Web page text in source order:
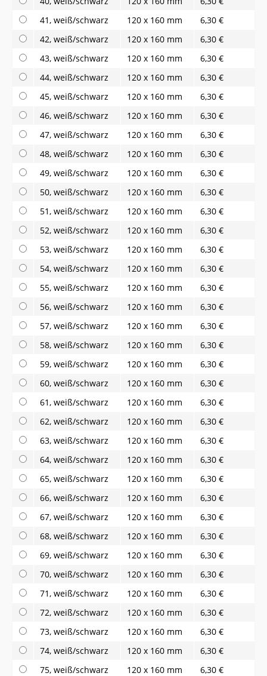
41, weiß/schwarz
120 x 160 mm
6,30 €
42, weiß/schwarz
120 x 160 mm
6,30 €
43, weiß/schwarz
120 x 160 mm
6,30 €
44, weiß/schwarz
120 x 160 mm
6,30 €
45, weiß/schwarz
120 x 160 mm
6,30 €
46, weiß/schwarz
120 x 160 mm
6,30 €
47, weiß/schwarz
120 x 160 mm
6,30 €
48, weiß/schwarz
120 x 160 mm
6,30 €
49, weiß/schwarz
120 x 160 mm
6,30 €
50, weiß/schwarz
120 x 160 mm
6,30 €
51, weiß/schwarz
120 x 160 mm
6,30 €
52, weiß/schwarz
120 x 160 mm
6,30 €
53, weiß/schwarz
120 x 160 mm
6,30 €
54, weiß/schwarz
120 x 160 mm
6,30 €
55, weiß/schwarz
120 x 160 mm
6,30 €
56, weiß/schwarz
120 x 160 mm
6,30 €
57, weiß/schwarz
120 x 160 mm
6,30 €
58, weiß/schwarz
120 x 160 mm
6,30 €
59, weiß/schwarz
120 x 160 mm
6,30 €
60, weiß/schwarz
120 x 160 mm
6,30 €
61, weiß/schwarz
120 x 160 mm
6,30 €
62, weiß/schwarz
120 x 160 mm
6,30 €
63, weiß/schwarz
120 x 160 mm
6,30 €
64, weiß/schwarz
120 x 160 mm
6,30 €
65, weiß/schwarz
120 x 160 mm
6,30 €
66, weiß/schwarz
120 x 160 mm
6,30 €
67, weiß/schwarz
120 x 160 mm
6,30 €
68, weiß/schwarz
120 x 160 mm
6,30 €
69, weiß/schwarz
120 x 160 mm
6,30 €
70, weiß/schwarz
120 x 160 mm
6,30 €
71, weiß/schwarz
120 x 160 mm
6,30 €
72, weiß/schwarz
120 x 160 mm
6,30 €
73, weiß/schwarz
120 x 160 mm
6,30 €
74, weiß/schwarz
120 x 160 mm
6,30 €
75, weiß/schwarz
120 x 160 mm
6,30 €